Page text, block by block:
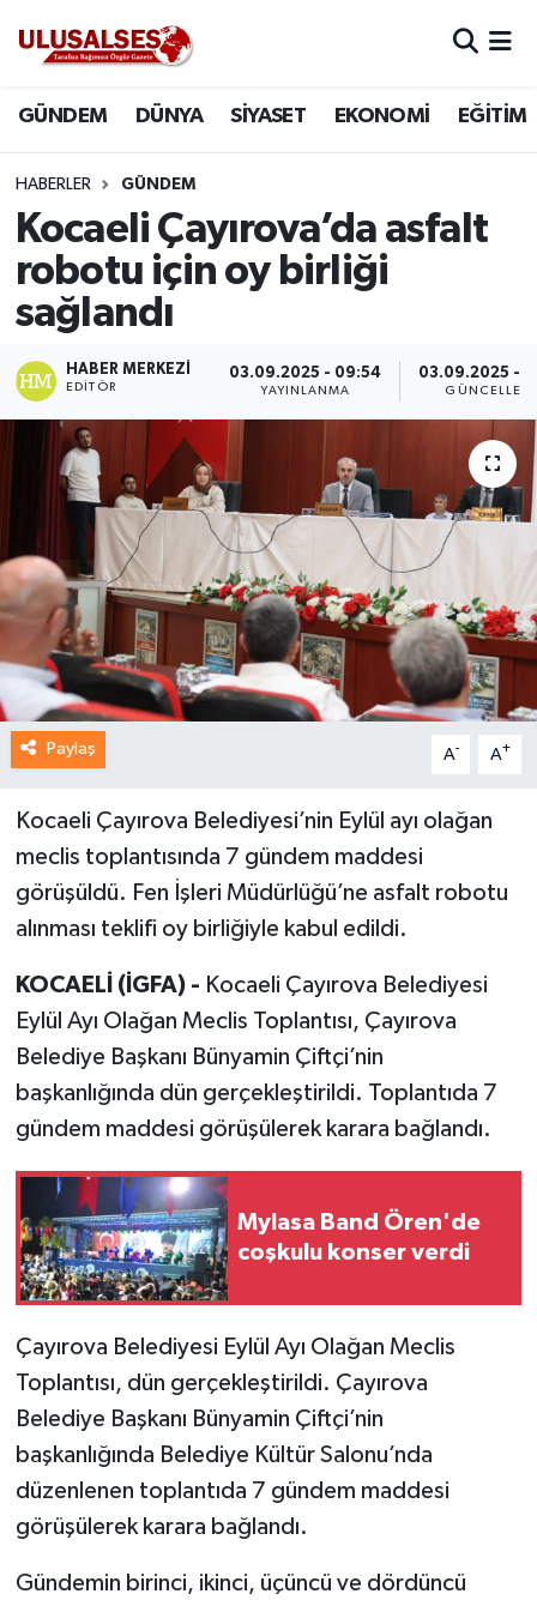
GÜNDEM DÜNYA SİYASET EKONOMİ EĞİTİM
HABERLER GÜNDEM
Kocaeli Çayırova’da asfalt
robotu için oy birliği
sağlandı
HABER MERKEZI
EDITÖR
03.09.2025 - 09:54
YAYINLANMA
03.09.2025 -
Paylaş A- A+
Kocaeli Çayırova Belediyesi’nin Eylül ayı olağan
meclis toplantısında 7 gündem maddesi
görüşüldü. Fen İşleri Müdürlüğü’ne asfalt robotu
alınması teklifi oy birliğiyle kabul edildi.
KOCAELİ (İGFA) - Kocaeli Çayırova Belediyesi
Eylül Ayı Olağan Meclis Toplantısı, Çayırova
Belediye Başkanı Bünyamin Çiftçi’nin
başkanlığında dün gerçekleştirildi. Toplantıda 7
gündem maddesi görüşülerek karara bağlandı.
Mylasa Band Ören'de
coşkulu konser verdi
Çayırova Belediyesi Eylül Ayı Olağan Meclis
Toplantısı, dün gerçekleştirildi. Çayırova
Belediye Başkanı Bünyamin Çiftçi’nin
başkanlığında Belediye Kültür Salonu’nda
düzenlenen toplantıda 7 gündem maddesi
görüşülerek karara bağlandı.
Gündemin birinci, ikinci, üçüncü ve dördüncü
DÜNYA
SİYASET
EKONOMİ
EĞİTİM
SAĞLIK
MAGAZİN
SPOR
Trafik Durumu
Süper Lig Puan Durumu ve Fikstür
Tüm Manşetler
Son Dakika Haberleri
Haber Arşivi